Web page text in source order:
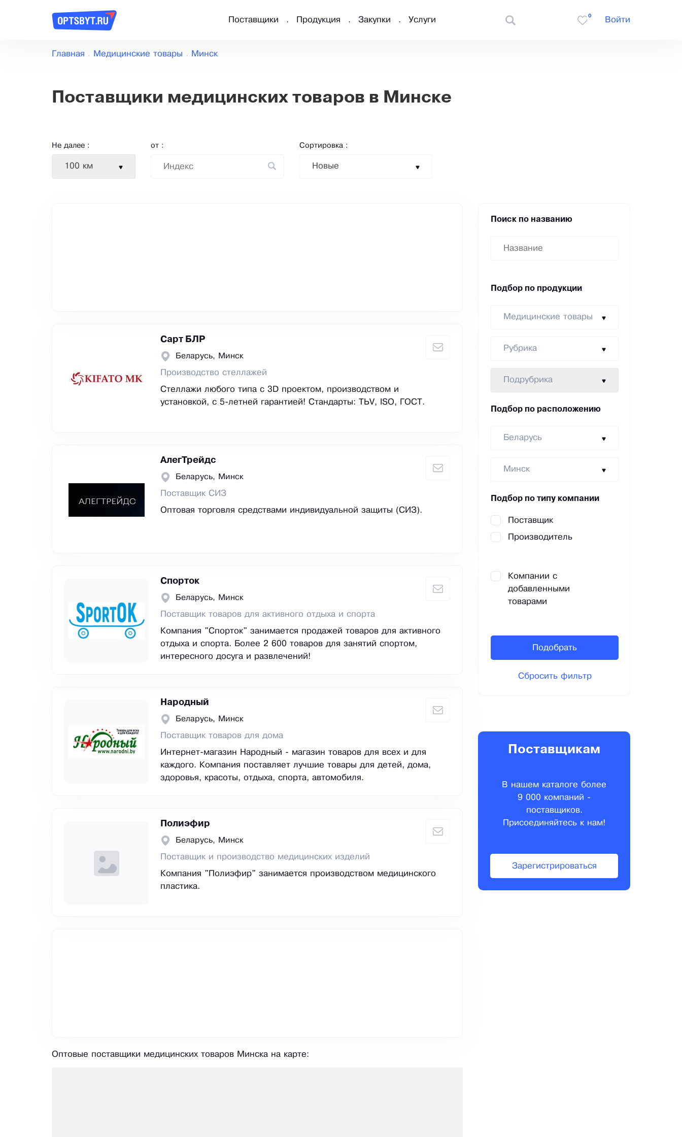
Поставщики Продукция Закупки Услуги
0
Войти
Главная Медицинские товары Минск
Поставщики медицинских товаров в Минске
Не далее :
100 км
от : Сортировка :
Новые
Сарт БЛР
Беларусь, Минск
Производство стеллажей
Стеллажи любого типа с 3D проектом, производством и
установкой, с 5-летней гарантией! Стандарты: TÜV, ISO, ГОСТ.
АлегТрейдс
Беларусь, Минск
Поставщик СИЗ
Оптовая торговля средствами индивидуальной защиты (СИЗ).
Спорток
Беларусь, Минск
Поставщик товаров для активного отдыха и спорта
Компания "Спорток" занимается продажей товаров для активного
отдыха и спорта. Более 2 600 товаров для занятий спортом,
интересного досуга и развлечений!
Народный
Беларусь, Минск
Поставщик товаров для дома
Интернет-магазин Народный - магазин товаров для всех и для
каждого. Компания поставляет лучшие товары для детей, дома,
здоровья, красоты, отдыха, спорта, автомобиля.
Полиэфир
Беларусь, Минск
Поставщик и производство медицинских изделий
Компания "Полиэфир" занимается производством медицинского
пластика.
Оптовые поставщики медицинских товаров Минска на карте:
Поиск по названию
Подбор по продукции
Медицинские товары
Рубрика
Подрубрика
Подбор по расположению
Беларусь
Минск
Подбор по типу компании
Поставщик
Производитель
Компании с
добавленными
товарами
Подобрать
Сбросить фильтр
Поставщикам
В нашем каталоге более
9 000 компаний -
поставщиков.
Присоединяйтесь к нам!
Зарегистрироваться